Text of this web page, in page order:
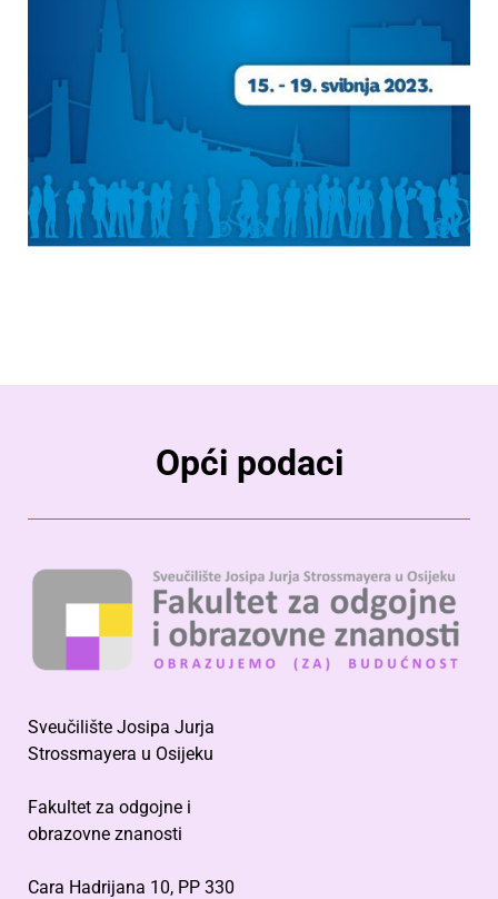
Opći podaci
Sveučilište Josipa Jurja
Strossmayera u Osijeku
Fakultet za odgojne i
obrazovne znanosti
Cara Hadrijana 10, PP 330